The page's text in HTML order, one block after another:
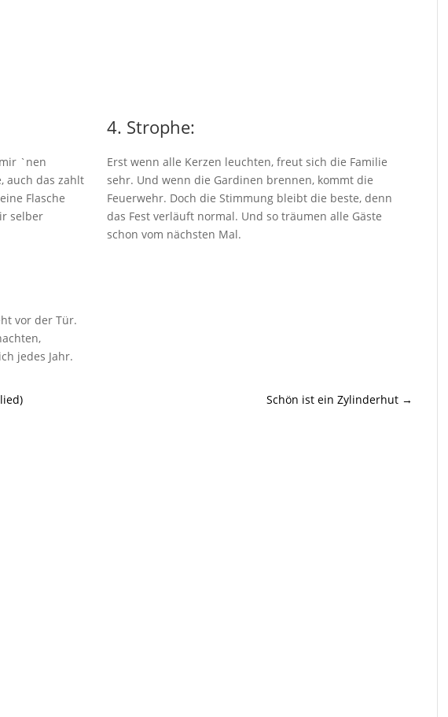
`nen
auch das zahlt
Flasche
selber
4. Strophe:
Erst wenn alle Kerzen leuchten, freut sich die Familie
sehr. Und wenn die Gardinen brennen, kommt die
Feuerwehr. Doch die Stimmung bleibt die beste, denn
das Fest verläuft normal. Und so träumen alle Gäste
schon vom nächsten Mal.
vor der Tür.
jedes Jahr.
Schön ist ein Zylinderhut→